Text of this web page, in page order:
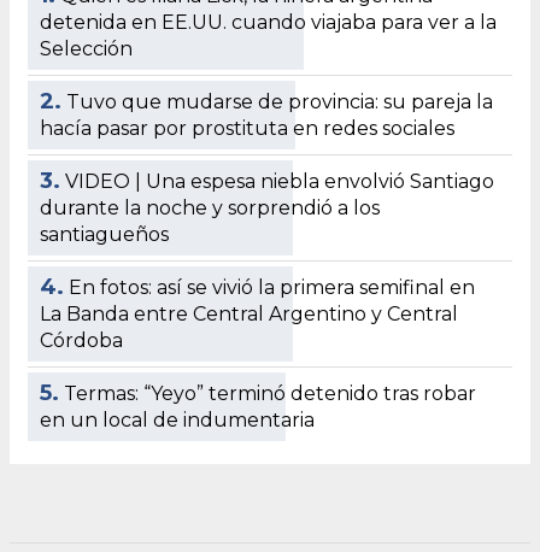
detenida en EE.UU. cuando viajaba para ver a la
Selección
2. Tuvo que mudarse de provincia: su pareja la
hacía pasar por prostituta en redes sociales
3. VIDEO | Una espesa niebla envolvió Santiago
durante la noche y sorprendió a los
santiagueños
4. En fotos: así se vivió la primera semifinal en
La Banda entre Central Argentino y Central
Córdoba
5. Termas: “Yeyo” terminó detenido tras robar
en un local de indumentaria